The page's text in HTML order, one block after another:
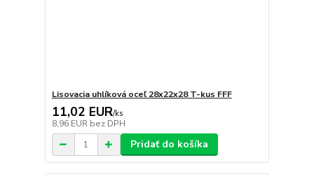
Lisovacia uhlíková oceľ 28x22x28 T-kus FFF
11,02 EUR/ks
8,96 EUR bez DPH
Pridať do košíka